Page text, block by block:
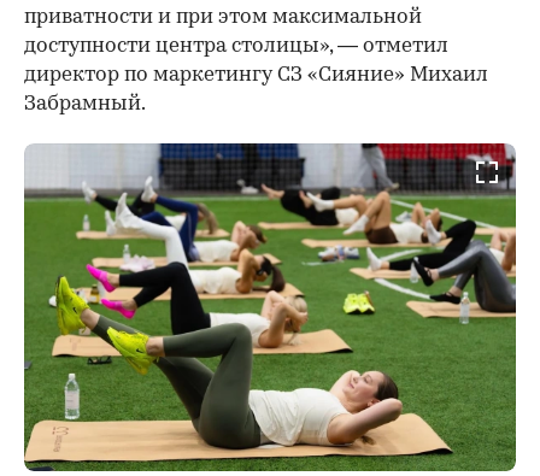
приватности и при этом максимальной
доступности центра столицы», — отметил
директор по маркетингу СЗ «Сияние» Михаил
Забрамный.